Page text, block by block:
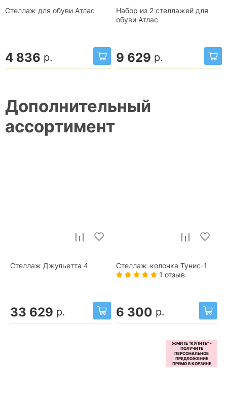
Стеллаж для обуви Атлас
4 836 р.
Набор из 2 стеллажей для
обуви Атлас
9 629 р.
Дополнительный
ассортимент
Стеллаж Джульетта 4
33 629 р.
Стеллаж-колонка Тунис-1
1 отзыв
6 300 р.